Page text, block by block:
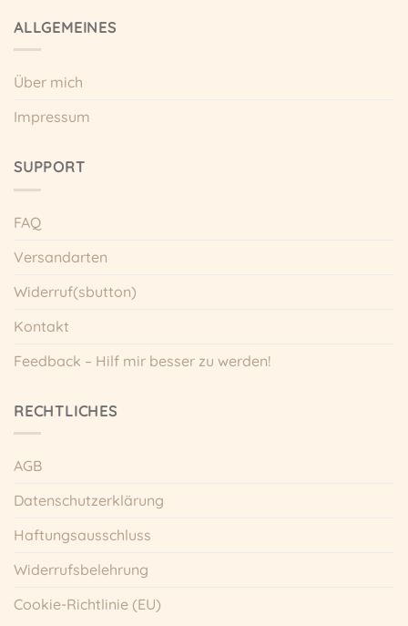
ALLGEMEINES
Über mich
Impressum
SUPPORT
FAQ
Versandarten
Widerruf(sbutton)
Kontakt
Feedback – Hilf mir besser zu werden!
RECHTLICHES
AGB
Datenschutzerklärung
Haftungsausschluss
Widerrufsbelehrung
Cookie-Richtlinie (EU)